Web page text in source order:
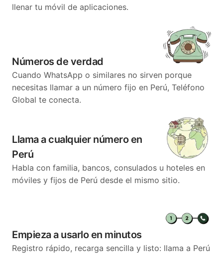
llenar tu móvil de aplicaciones.
Números de verdad
Cuando WhatsApp o similares no sirven porque
necesitas llamar a un número fijo en Perú, Teléfono
Global te conecta.
Llama a cualquier número en
Perú
Habla con familia, bancos, consulados u hoteles en
móviles y fijos de Perú desde el mismo sitio.
Empieza a usarlo en minutos
Registro rápido, recarga sencilla y listo: llama a Perú